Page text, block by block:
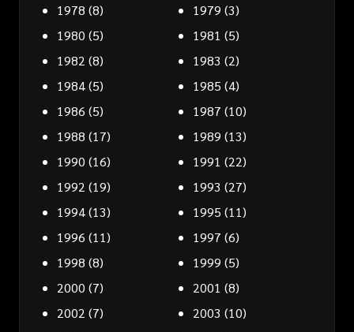
1978 (8) 1979 (3)
1980 (5) 1981 (5)
1982 (8) 1983 (2)
1984(5) 1985 (4)
1986 (5) 1987 (10)
1988 (17) 1989 (13)
1990 (16) 1991 (22)
1992 (19) 1993 (27)
1994(13) 1995 (11)
1996 (11) 1997 (6)
1998 (8) 1999 (5)
2000 (7) 2001 (8)
2002 (7) 2003 (10)